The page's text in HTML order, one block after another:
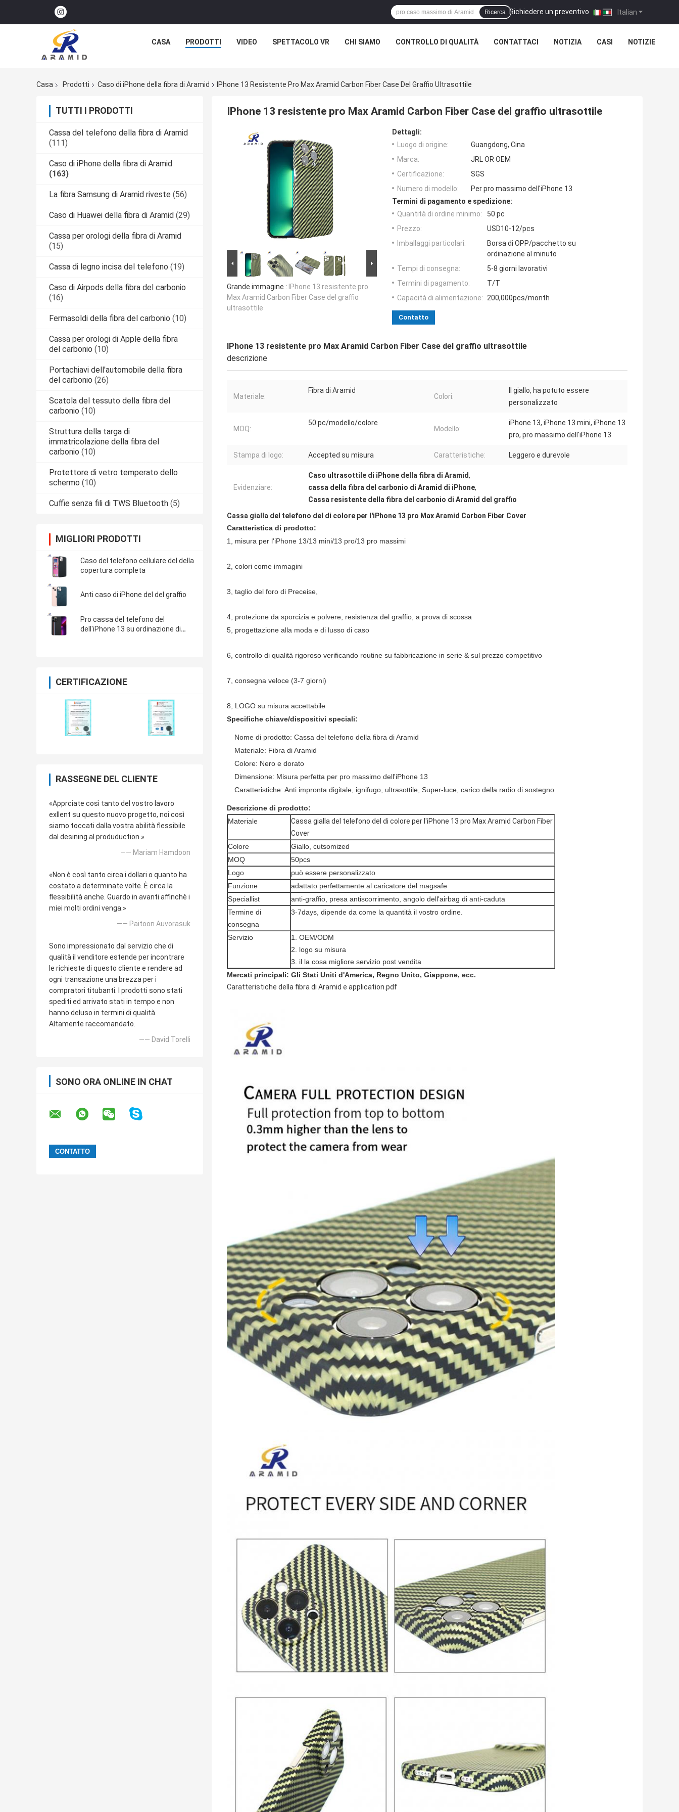
Italian
Richiedere un preventivo |
Ricerca
CASA PRODOTTI VIDEO SPETTACOLO VR CHI SIAMO CONTROLLO DI QUALITÀ CONTATTACI NOTIZIA CASI NOTIZIE
Casa Prodotti Caso di iPhone della fibra di Aramid IPhone 13 Resistente Pro Max Aramid Carbon Fiber Case Del Graffio Ultrasottile
TUTTI I PRODOTTI
Cassa del telefono della fibra di Aramid
(111)
Caso di iPhone della fibra di Aramid
(163)
La fibra Samsung di Aramid riveste (56)
Caso di Huawei della fibra di Aramid (29)
Cassa per orologi della fibra di Aramid
(15)
Cassa di legno incisa del telefono (19)
Caso di Airpods della fibra del carbonio
(16)
Fermasoldi della fibra del carbonio (10)
Cassa per orologi di Apple della fibra
del carbonio (10)
Portachiavi dell'automobile della fibra
del carbonio (26)
Scatola del tessuto della fibra del
carbonio (10)
Struttura della targa di
immatricolazione della fibra del
carbonio (10)
Protettore di vetro temperato dello
schermo (10)
Cuffie senza fili di TWS Bluetooth (5)
MIGLIORI PRODOTTI
Caso del telefono cellulare del della
copertura completa
Anti caso di iPhone del del graffio
Pro cassa del telefono del
dell'iPhone 13 su ordinazione di
CERTIFICAZIONE
RASSEGNE DEL CLIENTE
«Apprciate così tanto del vostro lavoro
exllent su questo nuovo progetto, noi così
siamo toccati dalla vostra abilità flessibile
dal desining al produduction.»
—— Mariam Hamdoon
«Non è così tanto circa i dollari o quanto ha
costato a determinate volte. È circa la
flessibilità anche. Guardo in avanti affinchè i
miei molti ordini venga.»
—— Paitoon Auvorasuk
Sono impressionato dal servizio che di
qualità il venditore estende per incontrare
le richieste di questo cliente e rendere ad
ogni transazione una brezza per i
compratori titubanti. I prodotti sono stati
spediti ed arrivato stati in tempo e non
hanno deluso in termini di qualità.
Altamente raccomandato.
—— David Torelli
SONO ORA ONLINE IN CHAT
IPhone 13 resistente pro Max Aramid Carbon Fiber Case del graffio ultrasottile
Grande immagine : IPhone 13 resistente pro
Max Aramid Carbon Fiber Case del graffio
ultrasottile
Dettagli:
Luogo di origine:
Guangdong, Cina
Marca:
JRL OR OEM
Certificazione:
SGS
Numero di modello:
Per pro massimo dell'iPhone 13
Termini di pagamento e spedizione:
Quantità di ordine minimo:
50 pc
Prezzo:
USD10-12/pcs
Imballaggi particolari:
Borsa di OPP/pacchetto su
ordinazione al minuto
Tempi di consegna:
5-8 giorni lavorativi
Termini di pagamento:
T/T
Capacità di alimentazione: 200,000pcs/month
Contatto
IPhone 13 resistente pro Max Aramid Carbon Fiber Case del graffio ultrasottile
descrizione
Materiale:
Fibra di Aramid
Colori:
Il giallo, ha potuto essere
personalizzato
MOQ:
50 pc/modello/colore
Modello:
iPhone 13, iPhone 13 mini, iPhone 13
pro, pro massimo dell'iPhone 13
Stampa di logo: Accepted su misura Caratteristiche: Leggero e durevole
Evidenziare:
Caso ultrasottile di iPhone della fibra di Aramid,
cassa della fibra del carbonio di Aramid di iPhone,
Cassa resistente della fibra del carbonio di Aramid del graffio
Cassa gialla del telefono del di colore per l'iPhone 13 pro Max Aramid Carbon Fiber Cover
Caratteristica di prodotto:
1, misura per l'iPhone 13/13 mini/13 pro/13 pro massimi
2, colori come immagini
3, taglio del foro di Preceise,
4, protezione da sporcizia e polvere, resistenza del graffio, a prova di scossa
5, progettazione alla moda e di lusso di caso
6, controllo di qualità rigoroso verificando routine su fabbricazione in serie & sul prezzo competitivo
7, consegna veloce (3-7 giorni)
8, LOGO su misura accettabile
Specifiche chiave/dispositivi speciali:
Nome di prodotto: Cassa del telefono della fibra di Aramid
Materiale: Fibra di Aramid
Colore: Nero e dorato
Dimensione: Misura perfetta per pro massimo dell'iPhone 13
Caratteristiche: Anti impronta digitale, ignifugo, ultrasottile, Super-luce, carico della radio di sostegno
Descrizione di prodotto:
Materiale
Cassa gialla del telefono del di colore per l'iPhone 13 pro Max Aramid Carbon Fiber
Cover
Colore
Giallo, cutsomized
MOQ
50pcs
Logo
può essere personalizzato
Funzione
adattato perfettamente al caricatore del magsafe
Speciallist
anti-graffio, presa antiscorrimento, angolo dell'airbag di anti-caduta
Termine di
consegna
3-7days, dipende da come la quantità il vostro ordine.
Servizio
1. OEM/ODM
2. logo su misura
3. il la cosa migliore servizio post vendita
Mercati principali: Gli Stati Uniti d'America, Regno Unito, Giappone, ecc.
Caratteristiche della fibra di Aramid e application.pdf